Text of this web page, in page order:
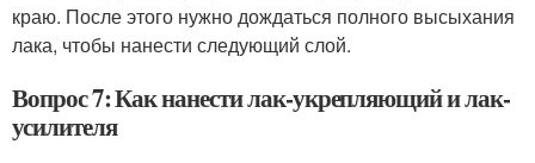
краю. После этого нужно дождаться полного высыхания
лака, чтобы нанести следующий слой.
Вопрос 7: Как нанести лак-укрепляющий и лак-
усилителя